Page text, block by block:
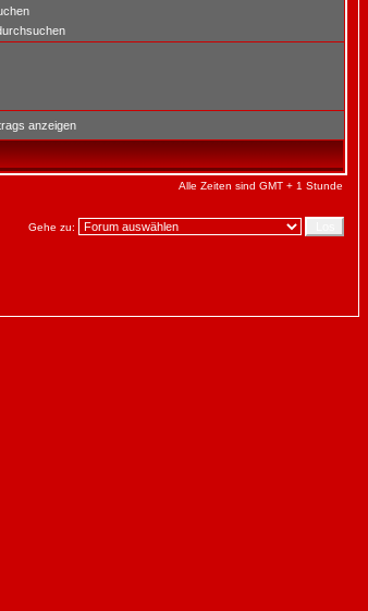
anzeigen
Alle Zeiten sind GMT + 1 Stunde
Gehe zu: